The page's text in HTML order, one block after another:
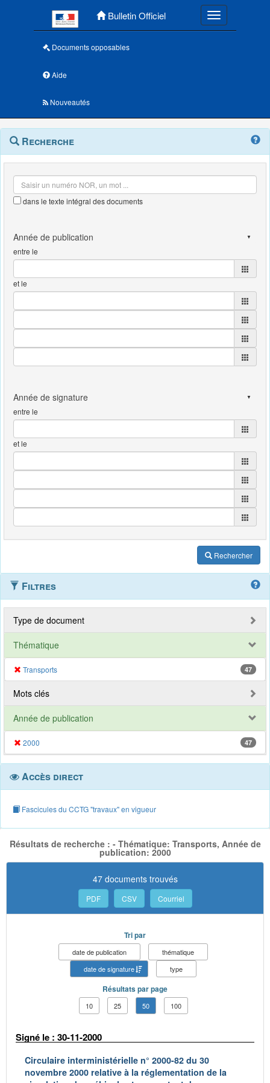
Bulletin Officiel Toggle
Documents opposables
Aide
Nouveautés
Navigation
outils
Menu
contextuel
Recherche
dans le texte intégral des documents
entre le
et le
entre le
et le
Rechercher
Filtres
Type de document
Thématique
Transports 47
Mots clés
Année de publication
2000 47
Accès direct
Fascicules du CCTG "travaux" en vigueur
Résultats de recherche : - Thématique: Transports, Année de
publication: 2000
47 documents trouvés
PDF CSV Courriel
Tri par
date de publication
thématique
date de signature
type
Résultats par page
10 25 50 100
Signé le : 30-11-2000
Circulaire interministérielle n° 2000-82 du 30
novembre 2000 relative à la réglementation de la